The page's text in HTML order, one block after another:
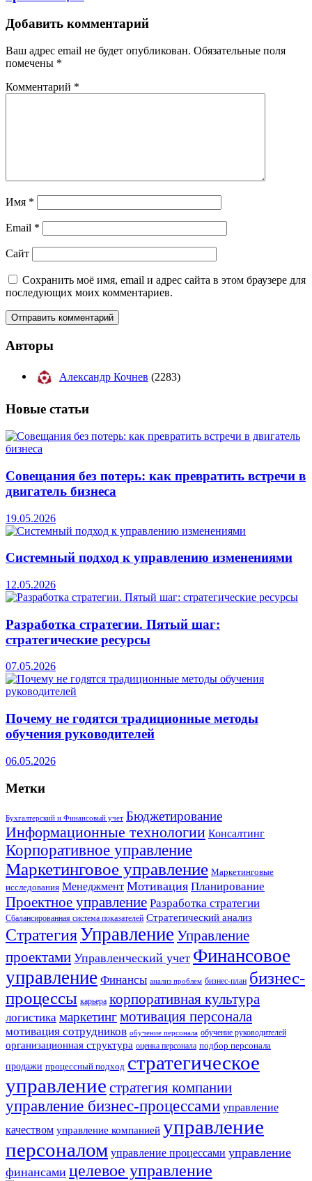
Добавить комментарий
Ваш адрес email не будет опубликован. Обязательные поля
помечены *
Комментарий *
Имя *
Email *
Сайт
Сохранить моё имя, email и адрес сайта в этом браузере для
последующих моих комментариев.
Авторы
Александр Кочнев (2283)
Новые статьи
Совещания без потерь: как превратить встречи в
двигатель бизнеса
19.05.2026
Системный подход к управлению изменениями
12.05.2026
Разработка стратегии. Пятый шаг:
стратегические ресурсы
07.05.2026
Почему не годятся традиционные методы
обучения руководителей
06.05.2026
Метки
Бухгалтерский и Финансовый учет Бюджетирование
Информационные технологии Консалтинг
Корпоративное управление
Маркетинговое управление Маркетинговые
исследования Менеджмент Мотивация Планирование
Проектное управление Разработка стратегии
Сбалансированная система показателей Стратегический анализ
СтратегияУправление Управление
проектами Управленческий учет Финансовое
управление Финансы анализ проблем бизнес-план бизнес-
процессы карьера корпоративная культура
логистика маркетингмотивация персонала
мотивация сотрудников обучение персонала обучение руководителей
организационная структура оценка персонала подбор персонала
продажи процессный подход стратегическое
управление стратегия компании
управление бизнес-процессами управление
качеством управление компанией управление
персоналом управление процессами управление
финансами целевое управление